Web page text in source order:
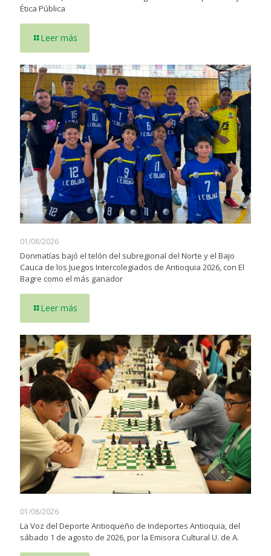
Ética Pública
Leer más
01/08/2026
Donmatías bajó el telón del subregional del Norte y el Bajo
Cauca de los Juegos Intercolegiados de Antioquia 2026, con El
Bagre como el más ganador
Leer más
01/08/2026
La Voz del Deporte Antioqueño de Indeportes Antioquia, del
sábado 1 de agosto de 2026, por la Emisora Cultural U. de A.